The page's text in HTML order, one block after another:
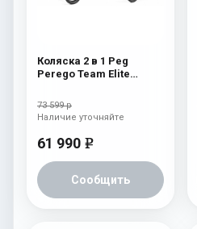
Коляска 2 в 1 Peg
Perego Team Elite
73 599 р
61 990 e
Сообщить
Наличие уточняйте